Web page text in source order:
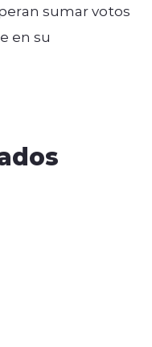
sumar votos
en su